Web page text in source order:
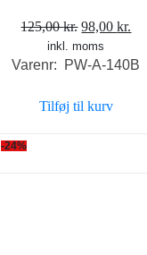
125,00kr. Den
oprindelige
pris
125,00 kr..
98,00kr.
pris
inkl. moms
Varenr: PW-A-140B
Tilføj til kurv
-24%